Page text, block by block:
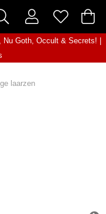
Goth, Occult & Secrets! |
laarzen